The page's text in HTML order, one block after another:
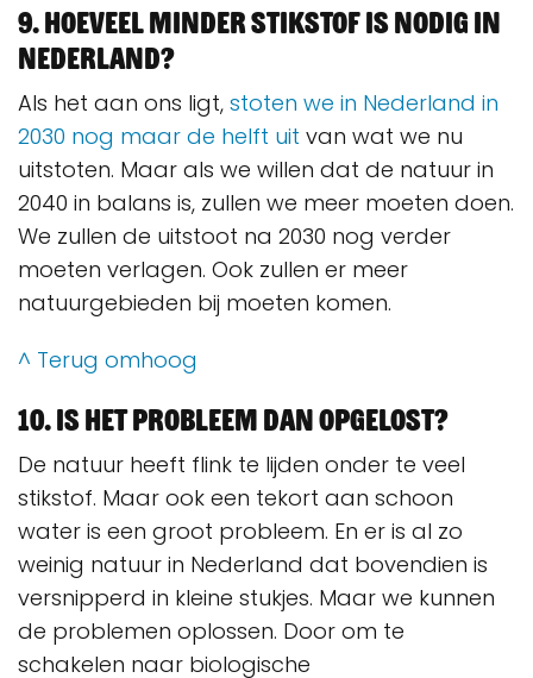
9. Hoeveel minder stikstof is nodig in
Nederland?
Als het aan ons ligt, stoten we in Nederland in
2030 nog maar de helft uit van wat we nu
uitstoten. Maar als we willen dat de natuur in
2040 in balans is, zullen we meer moeten doen.
We zullen de uitstoot na 2030 nog verder
moeten verlagen. Ook zullen er meer
natuurgebieden bij moeten komen.
^ Terug omhoog
10. Is het probleem dan opgelost?
De natuur heeft flink te lijden onder te veel
stikstof. Maar ook een tekort aan schoon
water is een groot probleem. En er is al zo
weinig natuur in Nederland dat bovendien is
versnipperd in kleine stukjes. Maar we kunnen
de problemen oplossen. Door om te
schakelen naar biologische